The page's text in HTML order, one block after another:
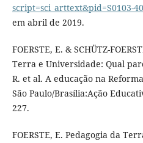
script=sci_arttext&pid=S0103-
em abril de 2019.
FOERSTE, E. & SCHÜTZ-
Terra e Universidade: Qual
R. et al. A educação na
São Paulo/Brasília:Ação
227.
FOERSTE, E. Pedagogia da